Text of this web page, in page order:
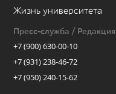
Жизнь университета
Пресс-служба / Редакция
+7 (900) 630-00-10
+7 (931) 238-46-72
+7 (950) 240-15-62